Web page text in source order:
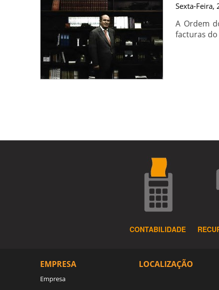
Sexta-
A Ordem
facturas do
CONTABILIDADE
EMPRESA
Empresa
LOCALIZAÇÃO